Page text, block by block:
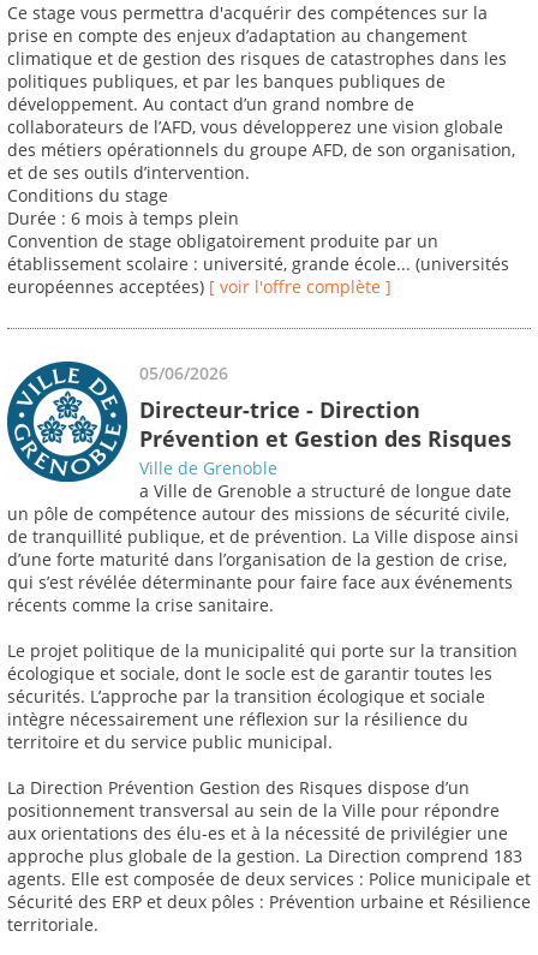
Ce stage vous permettra d'acquérir des compétences sur la
prise en compte des enjeux d’adaptation au changement
climatique et de gestion des risques de catastrophes dans les
politiques publiques, et par les banques publiques de
développement. Au contact d’un grand nombre de
collaborateurs de l’AFD, vous développerez une vision globale
des métiers opérationnels du groupe AFD, de son organisation,
et de ses outils d’intervention.
Conditions du stage
Durée : 6 mois à temps plein
Convention de stage obligatoirement produite par un
établissement scolaire : université, grande école... (universités
européennes acceptées) [ voir l'offre complète ]
05/06/2026
Directeur-trice - Direction
Prévention et Gestion des Risques
Ville de Grenoble
a Ville de Grenoble a structuré de longue date
un pôle de compétence autour des missions de sécurité civile,
de tranquillité publique, et de prévention. La Ville dispose ainsi
d’une forte maturité dans l’organisation de la gestion de crise,
qui s’est révélée déterminante pour faire face aux événements
récents comme la crise sanitaire.
Le projet politique de la municipalité qui porte sur la transition
écologique et sociale, dont le socle est de garantir toutes les
sécurités. L’approche par la transition écologique et sociale
intègre nécessairement une réflexion sur la résilience du
territoire et du service public municipal.
La Direction Prévention Gestion des Risques dispose d’un
positionnement transversal au sein de la Ville pour répondre
aux orientations des élu-es et à la nécessité de privilégier une
approche plus globale de la gestion. La Direction comprend 183
agents. Elle est composée de deux services : Police municipale et
Sécurité des ERP et deux pôles : Prévention urbaine et Résilience
territoriale.